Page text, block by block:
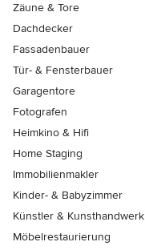
Zäune & Tore
Dachdecker
Fassadenbauer
Tür- & Fensterbauer
Garagentore
Fotografen
Heimkino & Hifi
Home Staging
Immobilienmakler
Kinder- & Babyzimmer
Künstler & Kunsthandwerk
Möbelrestaurierung